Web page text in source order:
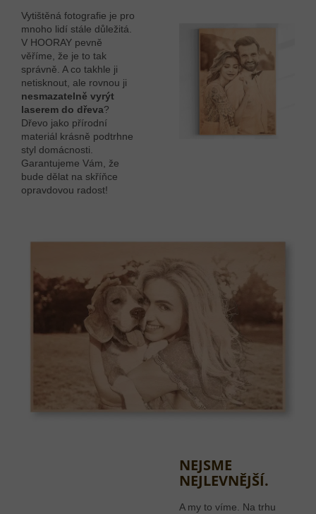
Vytištěná fotografie je pro
mnoho lidí stále důležitá.
V HOORAY pevně
věříme, že je to tak
správně. A co takhle ji
netisknout, ale rovnou ji
nesmazatelně vyrýt
laserem do dřeva?
Dřevo jako přírodní
materiál krásně podtrhne
styl domácnosti.
Garantujeme Vám, že
bude dělat na skříňce
opravdovou radost!
NEJSME
NEJLEVNĚJŠÍ.
A my to víme. Na trhu